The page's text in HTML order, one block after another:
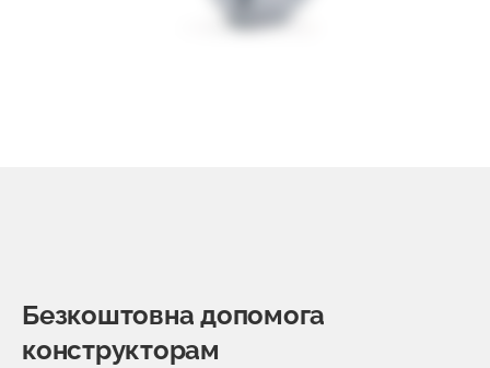
Безкоштовна допомога
конструкторам